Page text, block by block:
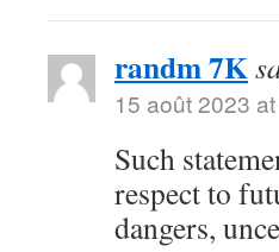
randm 7K
15 août 2023
Such
respect to
dangers,